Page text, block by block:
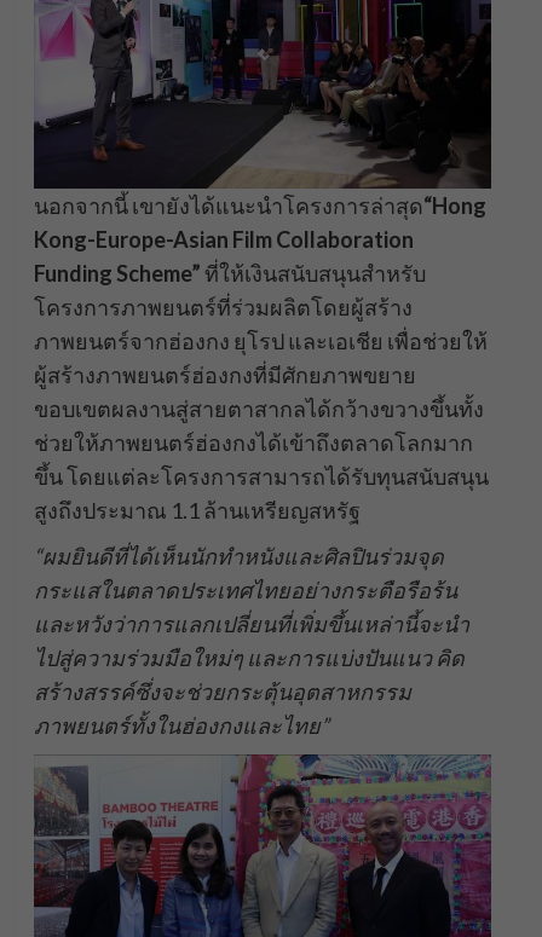
​นอกจากนี้ เขายังได้แนะนำโครงการล่าสุด“Hong
Kong-Europe-Asian Film Collaboration
Funding Scheme”ที่ให้เงินสนับสนุนสำหรับ
โครงการภาพยนตร์ที่ร่วมผลิตโดยผู้สร้าง
ภาพยนตร์จากฮ่องกง ยุโรป และเอเชีย เพื่อช่วยให้
ผู้สร้างภาพยนตร์ฮ่องกงที่มีศักยภาพขยาย
ขอบเขตผลงานสู่สายตาสากลได้กว้างขวางขึ้นทั้ง
ช่วยให้ภาพยนตร์ฮ่องกงได้เข้าถึงตลาดโลกมาก
ขึ้น โดยแต่ละโครงการสามารถได้รับทุนสนับสนุน
สูงถึงประมาณ 1.1 ล้านเหรียญสหรัฐ
“ผมยินดีที่ได้เห็นนักทำหนังและศิลปินร่วมจุด
กระแสในตลาดประเทศไทยอย่างกระตือรือร้น
และหวังว่าการแลกเปลี่ยนที่เพิ่มขึ้นเหล่านี้จะนำ
ไปสู่ความร่วมมือใหม่ๆ และการแบ่งปันแนว คิด
สร้างสรรค์ซึ่งจะช่วยกระตุ้นอุตสาหกรรม
ภาพยนตร์ทั้งในฮ่องกงและไทย”